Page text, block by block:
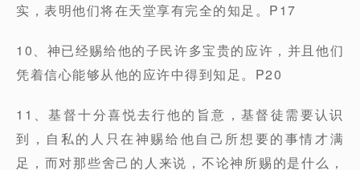
实，表明他们将在天堂享有完全的知足。P17
10、神已经赐给他的子民许多宝贵的应许，并且他们
凭着信心能够从他的应许中得到知足。P20
11、基督十分喜悦去行他的旨意，基督徒需要认识
到，自私的人只在神赐给他自己所想要的事情才满
足，而对那些舍己的人来说，不论神所赐的是什么，